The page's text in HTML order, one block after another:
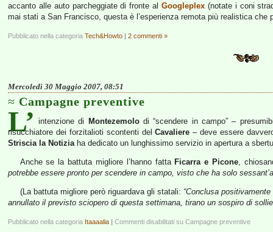
accanto alle auto parcheggiate di fronte al Googleplex (notate i coni
mai stati a San Francisco, questa è l’esperienza remota più realistica
Pubblicato nella categoria Tech&Howto | 2 commenti »
Mercoledì 30 Maggio 2007, 08:51
Campagne preventive
L’ intenzione di Montezemolodi “scendere in campo” –
risucchiatore dei forzitalioti scontenti delCavaliere – deve essere
Striscia la Notiziaha dedicato un lunghissimo servizio in apertura a
Anche se la battuta migliore l’hanno fatta Ficarra e Picone,
potrebbe essere pronto per scendere in campo, visto che ha solo
(La battuta migliore però riguardava gli statali: “Conclusa
annullato il previsto sciopero di questa settimana, tirano un sospiro di
Pubblicato nella categoria Itaaaalia | Commenti disabilitati su Campagne preventive